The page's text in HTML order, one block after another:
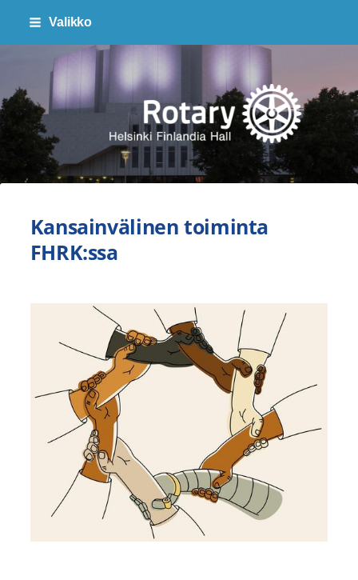
Siirry
sivun
sisältöön
Valikko
Finlandia Hall Rotaryklubi ry
Kansainvälinen toiminta
FHRK:ssa